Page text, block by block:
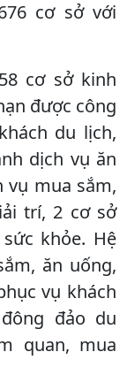
cơ sở với
cơ sở kinh
được công
du lịch,
dịch vụ ăn
vụ mua sắm,
trí, 2 cơ sở
khỏe. Hệ
ăn uống,
vụ khách
đảo du
quan, mua